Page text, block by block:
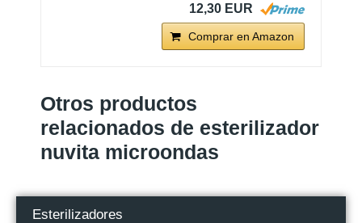
12,30 EUR
Comprar en Amazon
Otros productos
relacionados de esterilizador
nuvita microondas
Esterilizadores